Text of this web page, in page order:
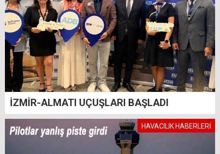
İZMİR-ALMATI UÇUŞLARI BAŞLADI
HAVACILIK HABERLERİ